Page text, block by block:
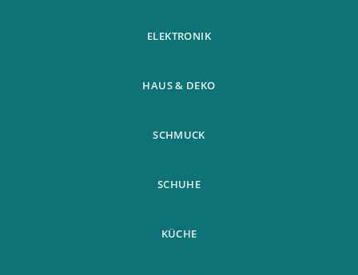
ELEKTRONIK
HAUS & DEKO
SCHMUCK
SCHUHE
KÜCHE